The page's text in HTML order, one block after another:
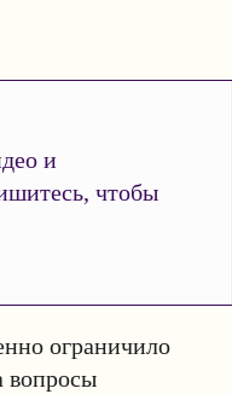
и
чтобы
ограничило
вопросы